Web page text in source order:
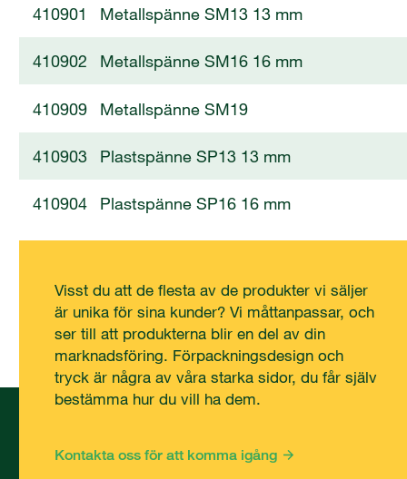
410901 Metallspänne SM13 13 mm
410902 Metallspänne SM16 16 mm
410909 Metallspänne SM19
410903 Plastspänne SP13 13 mm
410904 Plastspänne SP16 16 mm
Visst du att de flesta av de produkter vi säljer
är unika för sina kunder? Vi måttanpassar, och
ser till att produkterna blir en del av din
marknadsföring. Förpackningsdesign och
tryck är några av våra starka sidor, du får själv
bestämma hur du vill ha dem.
Kontakta oss för att komma igång